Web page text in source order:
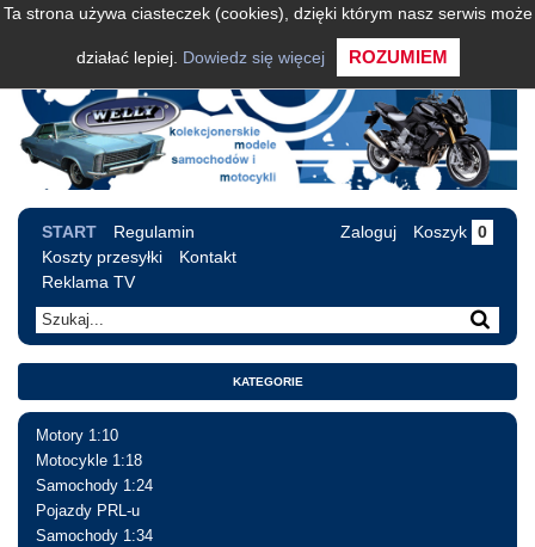
Ta strona używa ciasteczek (cookies), dzięki którym nasz serwis może
działać lepiej. Dowiedz się więcej ROZUMIEM
START
Regulamin
Koszty przesyłki
Kontakt
Reklama TV
Zaloguj Koszyk 0
KATEGORIE
Motory 1:10
Motocykle 1:18
Samochody 1:24
Pojazdy PRL-u
Samochody 1:34